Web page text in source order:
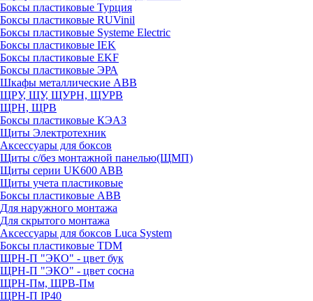
Боксы пластиковые Турция
Боксы пластиковые RUVinil
Боксы пластиковые Systeme Electric
Боксы пластиковые IEK
Боксы пластиковые EKF
Боксы пластиковые ЭРА
Шкафы металлические ABB
ЩРУ, ЩУ, ЩУРН, ЩУРВ
ЩРН, ЩРВ
Боксы пластиковые КЭАЗ
Щиты Электротехник
Аксессуары для боксов
Щиты с/без монтажной панелью(ЩМП)
Щиты серии UK600 ABB
Щиты учета пластиковые
Боксы пластиковые ABB
Для наружного монтажа
Для скрытого монтажа
Аксессуары для боксов Luca System
Боксы пластиковые TDM
ЩРН-П "ЭКО" - цвет бук
ЩРН-П "ЭКО" - цвет сосна
ЩРН-Пм, ЩРВ-Пм
ЩРН-П IP40